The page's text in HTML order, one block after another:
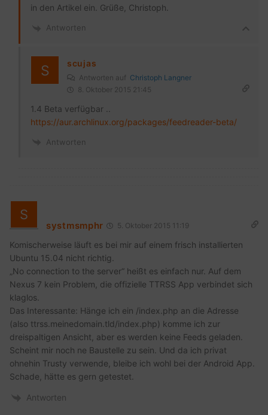
in den Artikel ein. Grüße, Christoph.
Antworten
scujas
Antworten auf Christoph Langner
8. Oktober 2015 21:45
1.4 Beta verfügbar ..
https://aur.archlinux.org/packages/feedreader-beta/
Antworten
systmsmphr 5. Oktober 2015 11:19
Komischerweise läuft es bei mir auf einem frisch installierten
Ubuntu 15.04 nicht richtig.
„No connection to the server“ heißt es einfach nur. Auf dem
Nexus 7 kein Problem, die offizielle TTRSS App verbindet sich
klaglos.
Das Interessante: Hänge ich ein /index.php an die Adresse
(also ttrss.meinedomain.tld/index.php) komme ich zur
dreispaltigen Ansicht, aber es werden keine Feeds geladen.
Scheint mir noch ne Baustelle zu sein. Und da ich privat
ohnehin Trusty verwende, bleibe ich wohl bei der Android App.
Schade, hätte es gern getestet.
Antworten